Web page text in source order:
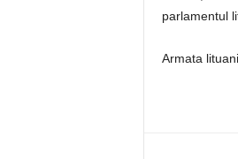
parlamentul
Armata